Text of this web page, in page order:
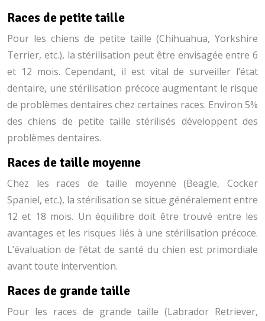
Races de petite taille
Pour les chiens de petite taille (Chihuahua, Yorkshire
Terrier, etc.), la stérilisation peut être envisagée entre 6
et 12 mois. Cependant, il est vital de surveiller l’état
dentaire, une stérilisation précoce augmentant le risque
de problèmes dentaires chez certaines races. Environ 5%
des chiens de petite taille stérilisés développent des
problèmes dentaires.
Races de taille moyenne
Chez les races de taille moyenne (Beagle, Cocker
Spaniel, etc.), la stérilisation se situe généralement entre
12 et 18 mois. Un équilibre doit être trouvé entre les
avantages et les risques liés à une stérilisation précoce.
L’évaluation de l’état de santé du chien est primordiale
avant toute intervention.
Races de grande taille
Pour les races de grande taille (Labrador Retriever,